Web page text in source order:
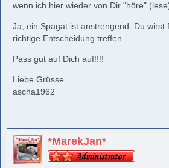
wenn ich hier wieder von Dir "höre"
Ja, ein Spagat ist anstrengend. Du wirst
richtige Entscheidung treffen.
Pass gut auf Dich auf!!!!
Liebe Grüsse
ascha1962
*MarekJan*